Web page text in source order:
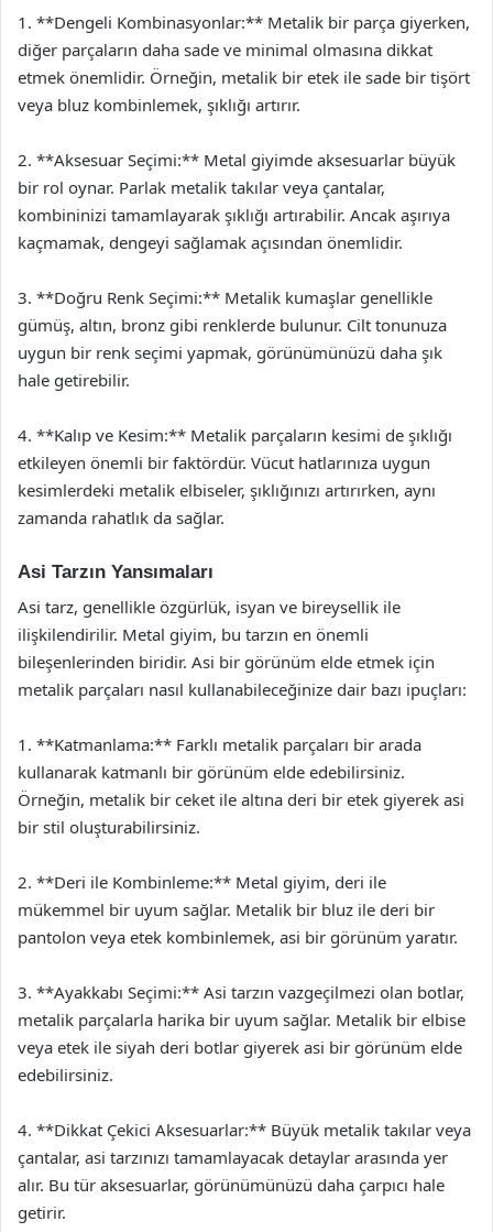
1. **Dengeli Kombinasyonlar:** Metalik bir parça giyerken,
diğer parçaların daha sade ve minimal olmasına dikkat
etmek önemlidir. Örneğin, metalik bir etek ile sade bir tişört
veya bluz kombinlemek, şıklığı artırır.
2. **Aksesuar Seçimi:** Metal giyimde aksesuarlar büyük
bir rol oynar. Parlak metalik takılar veya çantalar,
kombininizi tamamlayarak şıklığı artırabilir. Ancak aşırıya
kaçmamak, dengeyi sağlamak açısından önemlidir.
3. **Doğru Renk Seçimi:** Metalik kumaşlar genellikle
gümüş, altın, bronz gibi renklerde bulunur. Cilt tonunuza
uygun bir renk seçimi yapmak, görünümünüzü daha şık
hale getirebilir.
4. **Kalıp ve Kesim:** Metalik parçaların kesimi de şıklığı
etkileyen önemli bir faktördür. Vücut hatlarınıza uygun
kesimlerdeki metalik elbiseler, şıklığınızı artırırken, aynı
zamanda rahatlık da sağlar.
Asi Tarzın Yansımaları
Asi tarz, genellikle özgürlük, isyan ve bireysellik ile
ilişkilendirilir. Metal giyim, bu tarzın en önemli
bileşenlerinden biridir. Asi bir görünüm elde etmek için
metalik parçaları nasıl kullanabileceğinize dair bazı ipuçları:
1. **Katmanlama:** Farklı metalik parçaları bir arada
kullanarak katmanlı bir görünüm elde edebilirsiniz.
Örneğin, metalik bir ceket ile altına deri bir etek giyerek asi
bir stil oluşturabilirsiniz.
2. **Deri ile Kombinleme:** Metal giyim, deri ile
mükemmel bir uyum sağlar. Metalik bir bluz ile deri bir
pantolon veya etek kombinlemek, asi bir görünüm yaratır.
3. **Ayakkabı Seçimi:** Asi tarzın vazgeçilmezi olan botlar,
metalik parçalarla harika bir uyum sağlar. Metalik bir elbise
veya etek ile siyah deri botlar giyerek asi bir görünüm elde
edebilirsiniz.
4. **Dikkat Çekici Aksesuarlar:** Büyük metalik takılar veya
çantalar, asi tarzınızı tamamlayacak detaylar arasında yer
alır. Bu tür aksesuarlar, görünümünüzü daha çarpıcı hale
getirir.